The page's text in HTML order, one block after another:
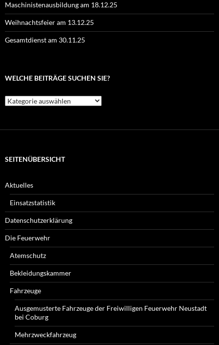
Maschinistenausbildung am 18.12.25
Weihnachtsfeier am 13.12.25
Gesamtdienst am 30.11.25
WELCHE BEITRÄGE SUCHEN SIE?
Welche
Beiträge
SEITENÜBERSICHT
Aktuelles
Einsatzstatistik
Datenschutzerklärung
Die Feuerwehr
Atemschutz
Bekleidungskammer
Fahrzeuge
Ausgemusterte Fahrzeuge der Freiwilligen Feuerwehr Neustadt
bei Coburg
Mehrzweckfahrzeug